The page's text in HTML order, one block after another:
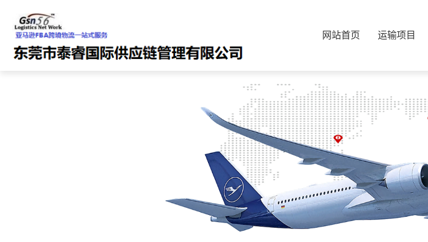
网站首页 运输项目